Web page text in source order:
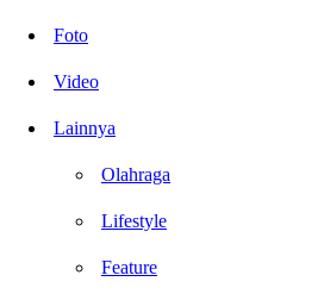
Foto
Video
Lainnya
Olahraga
Lifestyle
Feature